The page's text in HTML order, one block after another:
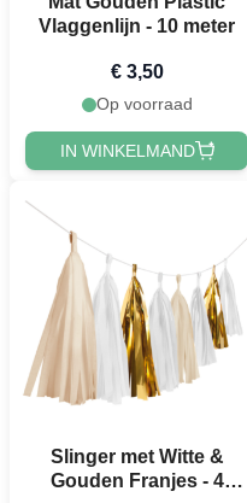
Vlaggenlijn - 10 meter
€ 3,50
Op voorraad
IN WINKELMAND
Slinger met Witte &
Gouden Franjes - 4